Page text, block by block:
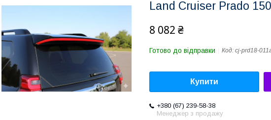
Land Cruiser Prado
8 082 ₴
Готово до відправки Код: cj-prd18-
Купити
+380 (67) 239-58-38
Менеджер з продажу